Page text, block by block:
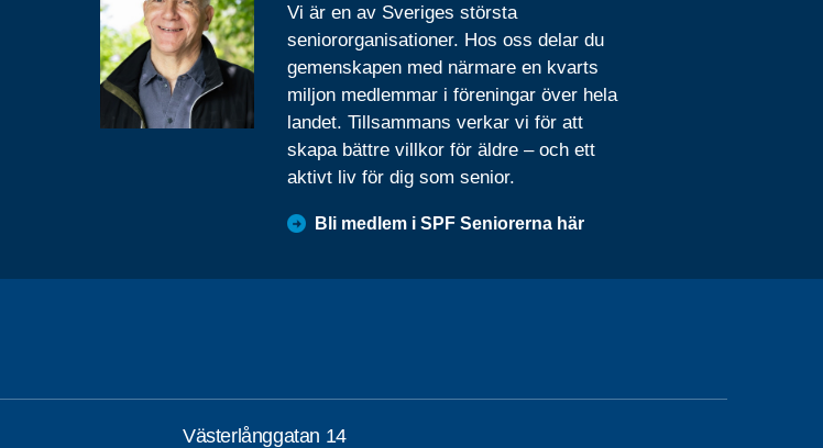
Vi är en av Sveriges största
seniororganisationer. Hos oss delar du
gemenskapen med närmare en kvarts
miljon medlemmar i föreningar över hela
landet. Tillsammans verkar vi för att
skapa bättre villkor för äldre – och ett
aktivt liv för dig som senior.
Bli medlem i SPF Seniorerna här
Västerlånggatan 14